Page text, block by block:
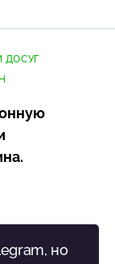
ДОСУГ
но